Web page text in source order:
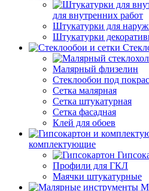
для внутренних работ
Штукатурки для
Штукатурки
Малярный флизелин
Стеклообои под
Сетка малярная
Сетка штукатурная
Сетка фасадная
Клей для обоев
комплектующие
Профили для ГКЛ
Маячки штукатурные